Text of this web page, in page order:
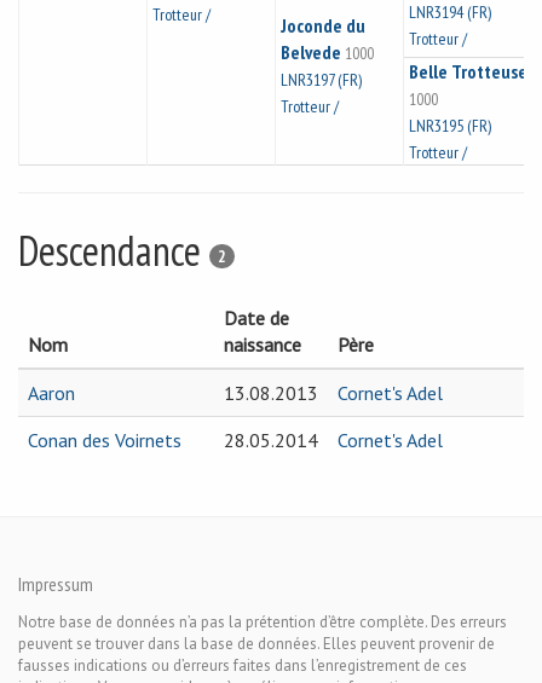
Trotteur /
Joconde du
Belvede 1000
LNR3197 (FR)
Trotteur /
LNR3194 (FR)
Trotteur /
Belle Trotteuse
1000
LNR3195 (FR)
Trotteur /
Descendance 2
Nom
Date de
naissance
Père
Aaron
13.08.2013
Cornet's Adel
Conan des Voirnets
28.05.2014 Cornet's Adel
Impressum
Notre base de données n’a pas la prétention d’être complète. Des erreurs
peuvent se trouver dans la base de données. Elles peuvent provenir de
fausses indications ou d’erreurs faites dans l’enregistrement de ces